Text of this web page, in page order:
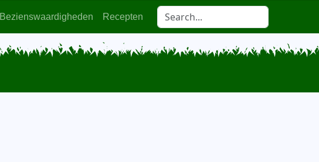
Bezienswaardigheden Recepten